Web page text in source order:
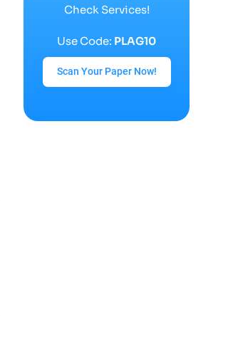
Check Services!
Use Code: PLAG10
Scan Your Paper Now!